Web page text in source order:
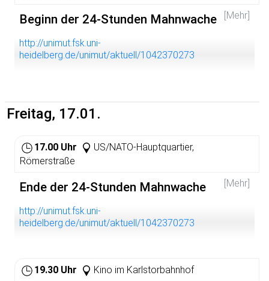
[Mehr]
Beginn der 24-Stunden Mahnwache
http://unimut.fsk.uni-
heidelberg.de/unimut/aktuell/1042370273
Freitag, 17.01.
17.00 Uhr
US/NATO-Hauptquartier,
Römerstraße
[Mehr]
Ende der 24-Stunden Mahnwache
http://unimut.fsk.uni-
heidelberg.de/unimut/aktuell/1042370273
19.30 Uhr Kino im Karlstorbahnhof